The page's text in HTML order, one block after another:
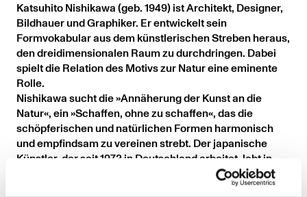
Katsuhito Nishikawa (geb. 1949) ist Architekt, Designer,
Bildhauer und Graphiker. Er entwickelt sein
Formvokabular aus dem künstlerischen Streben heraus,
den dreidimensionalen Raum zu durchdringen. Dabei
spielt die Relation des Motivs zur Natur eine eminente
Rolle.
Nishikawa sucht die »Annäherung der Kunst an die
Natur«, ein »Schaffen, ohne zu schaffen«, das die
schöpferischen und natürlichen Formen harmonisch
und empfindsam zu vereinen strebt. Der japanische
Künstler, der seit 1972 in Deutschland arbeitet, lebt in
einer spannungsreichen Korrelation zwischen
fernöstlicher und westlicher Kultur. Das Nebeneinander